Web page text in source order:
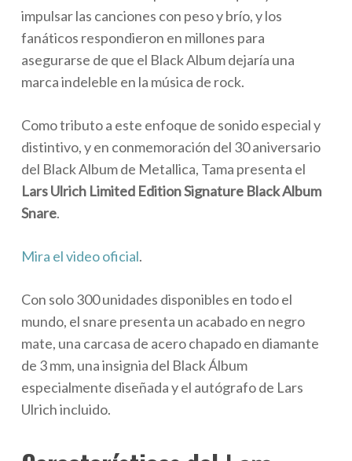
impulsar las canciones con peso y brío, y los
fanáticos respondieron en millones para
asegurarse de que el Black Album dejaría una
marca indeleble en la música de rock.
Como tributo a este enfoque de sonido especial y
distintivo, y en conmemoración del 30 aniversario
del Black Album de Metallica, Tama presenta el
Lars Ulrich Limited Edition Signature Black Album
Snare.
Mira el video oficial.
Con solo 300 unidades disponibles en todo el
mundo, el snare presenta un acabado en negro
mate, una carcasa de acero chapado en diamante
de 3 mm, una insignia del Black Álbum
especialmente diseñada y el autógrafo de Lars
Ulrich incluido.